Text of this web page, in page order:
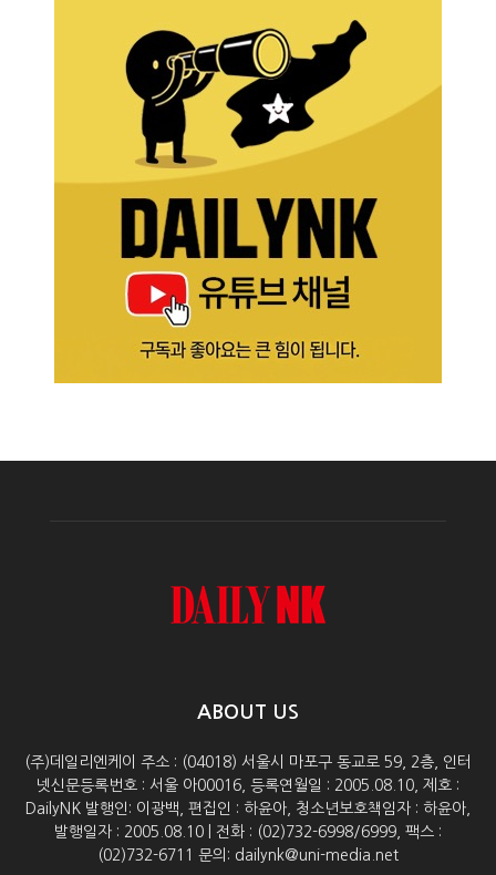
ABOUT US
(주)데일리엔케이 주소 : (04018) 서울시 마포구 동교로 59, 2층, 인터
넷신문등록번호 : 서울 아00016, 등록연월일 : 2005.08.10, 제호 :
DailyNK 발행인: 이광백, 편집인 : 하윤아, 청소년보호책임자 : 하윤아,
발행일자 : 2005.08.10 | 전화 : (02)732-6998/6999, 팩스 :
(02)732-6711 문의: dailynk@uni-media.net